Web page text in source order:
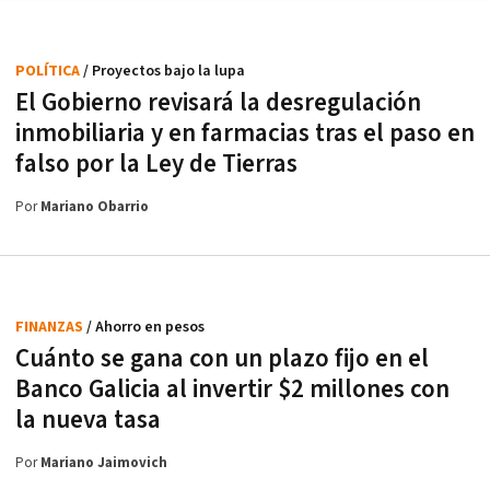
El Gobierno revisará la desregulación
inmobiliaria y en farmacias tras el paso en
falso por la Ley de Tierras
POLÍTICA/ Proyectos bajo la lupa
PorMariano Obarrio
Cuánto se gana con un plazo fijo en el
Banco Galicia al invertir $2 millones con
la nueva tasa
FINANZAS / Ahorro en pesos
PorMariano Jaimovich